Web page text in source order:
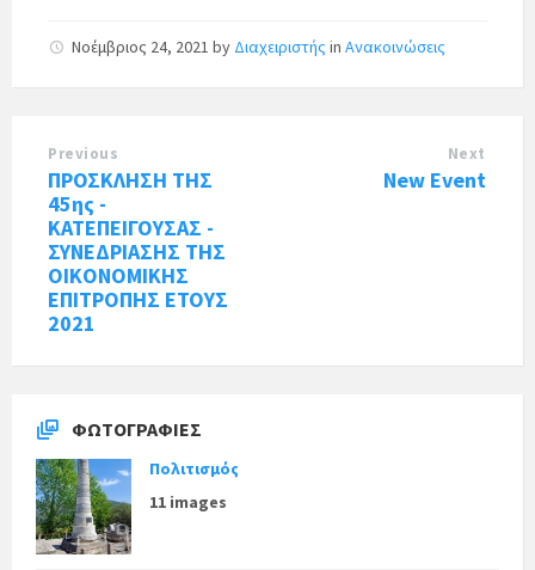
Νοέμβριος 24, 2021 by Διαχειριστής in Ανακοινώσεις
Previous
ΠΡΟΣΚΛΗΣΗ ΤΗΣ
45ης -
ΚΑΤΕΠΕΙΓΟΥΣΑΣ -
ΣΥΝΕΔΡΙΑΣΗΣ ΤΗΣ
ΟΙΚΟΝΟΜΙΚΗΣ
ΕΠΙΤΡΟΠΗΣ ΕΤΟΥΣ
2021
Next
New Event
ΦΩΤΟΓΡΑΦΊΕΣ
Πολιτισμός
11 images